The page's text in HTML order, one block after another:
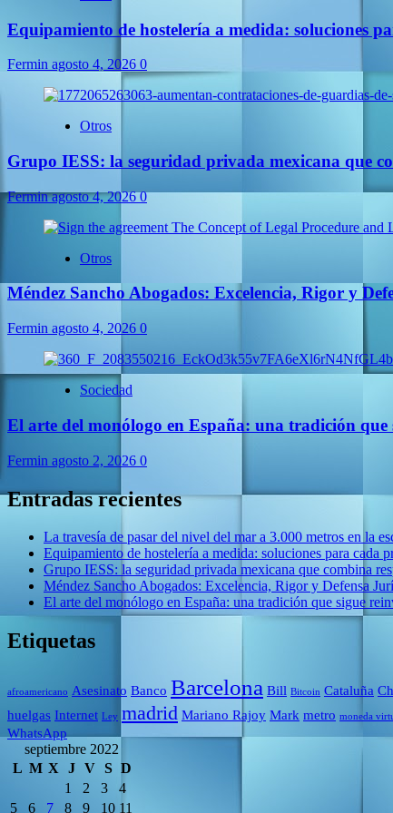
Equipamiento de hostelería a medida: soluciones
Fermin agosto 4, 2026 0
Otros
Grupo IESS: la seguridad privada mexicana que
Ferminagosto 4, 20260
Otros
Méndez Sancho Abogados: Excelencia, Rigor y
Fermin agosto 4, 2026 0
Sociedad
El arte del monólogo en España: una tradición que
Fermin agosto 2, 2026 0
Entradas recientes
La travesía de pasar del nivel del mar a 3.000 metros en la
Equipamiento de hostelería a medida: soluciones para cada
Grupo IESS: la seguridad privada mexicana que combina
Méndez Sancho Abogados: Excelencia, Rigor y Defensa
El arte del monólogo en España: una tradición que sigue
Etiquetas
afroamericano Asesinato Banco Barcelona Bill Bitcoin Cataluña
huelgas Internet Ley madrid Mariano Rajoy Mark metro moneda
WhatsApp
septiembre 2022
L M X J V S D
1
2 3
4
5
6 7 8 9 10 11